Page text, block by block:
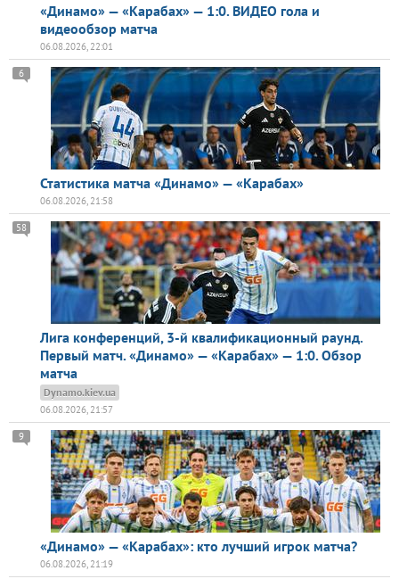
«Динамо» — «Карабах» — 1:0. ВИДЕО гола и
видеообзор матча
06.08.2026, 22:01
Статистика матча «Динамо» — «Карабах»
6
06.08.2026, 21:58
Лига конференций, 3-й квалификационный раунд.
Первый матч. «Динамо» — «Карабах» — 1:0. Обзор
матча
58
Dynamo.kiev.ua
06.08.2026, 21:57
«Динамо» — «Карабах»: кто лучший игрок матча?
9
06.08.2026, 21:19